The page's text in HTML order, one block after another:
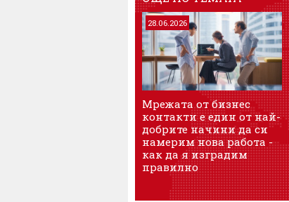
28.06.2026
Мрежата от бизнес
контакти е един от най-
добрите начини да си
намерим нова работа -
как да я изградим
правилно